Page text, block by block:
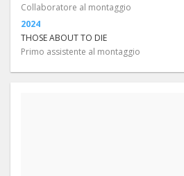
Collaboratore al montaggio
2024
THOSE ABOUT TO DIE
Primo assistente al montaggio